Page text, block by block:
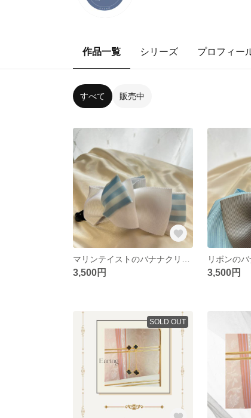
作品一覧 シリーズ プロフィー
すべて 販売中
3,500円
リボンの
3,500円
SOLD OUT